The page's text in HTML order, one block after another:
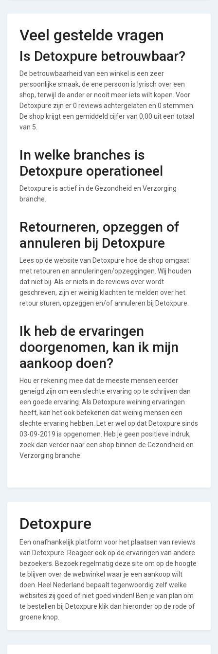
Veel gestelde vragen
Is Detoxpure betrouwbaar?
De betrouwbaarheid van een winkel is een zeer
persoonlijke smaak, de ene persoon is lyrisch over een
shop, terwijl de ander er nooit meer iets wilt kopen. Voor
Detoxpure zijn er 0 reviews achtergelaten en 0 stemmen.
De shop krijgt een gemiddeld cijfer van 0,00 uit een totaal
van 5.
In welke branches is
Detoxpure operationeel
Detoxpure is actief in de Gezondheid en Verzorging
branche.
Retourneren, opzeggen of
annuleren bij Detoxpure
Lees op de website van Detoxpure hoe de shop omgaat
met retouren en annuleringen/opzeggingen. Wij houden
dat niet bij. Als er niets in de reviews over wordt
geschreven, zijn er weinig klachten te melden over het
retour sturen, opzeggen en/of annuleren bij Detoxpure.
Ik heb de ervaringen
doorgenomen, kan ik mijn
aankoop doen?
Hou er rekening mee dat de meeste mensen eerder
geneigd zijn om een slechte ervaring op te schrijven dan
een goede ervaring. Als Detoxpure weining ervaringen
heeft, kan het ook betekenen dat weinig mensen een
slechte ervaring hebben. Let er wel op dat Detoxpure sinds
03-09-2019 is opgenomen. Heb je geen positieve indruk,
zoek dan verder naar een shop binnen de Gezondheid en
Verzorging branche.
Detoxpure
Een onafhankelijk platform voor het plaatsen van reviews
van Detoxpure. Reageer ook op de ervaringen van andere
bezoekers. Bezoek regelmatig deze site om op de hoogte
te blijven over de webwinkel waar je een aankoop wilt
doen. Heel Nederland bepaalt tegenwoordig zelf welke
websites zij goed of niet goed vinden! Ben je van plan om
te bestellen bij Detoxpure klik dan hieronder op de rode of
groene knop.